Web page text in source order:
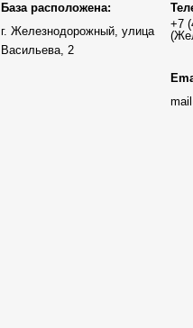
База расположена:
г. Железнодорожный, улица
Васильева, 2